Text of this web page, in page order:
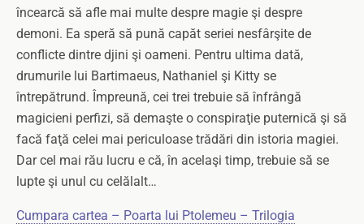
încearcă să afle mai multe despre magie şi despre
demoni. Ea speră să pună capăt seriei nesfârşite de
conflicte dintre djini şi oameni. Pentru ultima dată,
drumurile lui Bartimaeus, Nathaniel şi Kitty se
întrepătrund. Împreună, cei trei trebuie să înfrângă
magicieni perfizi, să demaşte o conspiraţie puternică şi să
facă faţă celei mai periculoase trădări din istoria magiei.
Dar cel mai rău lucru e că, în acelaşi timp, trebuie să se
lupte şi unul cu celălalt…
Cumpara cartea – Poarta lui Ptolemeu – Trilogia